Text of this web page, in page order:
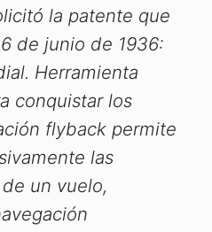
la patente que
de junio de 1936:
Herramienta
conquistar los
flyback permite
las
un vuelo,